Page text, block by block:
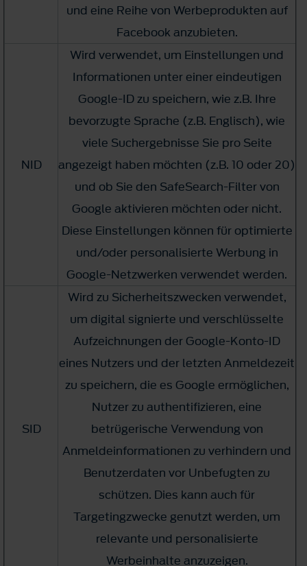
und eine Reihe von Werbeprodukten auf
Facebook anzubieten.
NID
Wird verwendet, um Einstellungen und
Informationen unter einer eindeutigen
Google-ID zu speichern, wie z.B. Ihre
bevorzugte Sprache (z.B. Englisch), wie
viele Suchergebnisse Sie pro Seite
angezeigt haben möchten (z.B. 10 oder 20)
und ob Sie den SafeSearch-Filter von
Google aktivieren möchten oder nicht.
Diese Einstellungen können für optimierte
und/oder personalisierte Werbung in
Google-Netzwerken verwendet werden.
SID
Wird zu Sicherheitszwecken verwendet,
um digital signierte und verschlüsselte
Aufzeichnungen der Google-Konto-ID
eines Nutzers und der letzten Anmeldezeit
zu speichern, die es Google ermöglichen,
Nutzer zu authentifizieren, eine
betrügerische Verwendung von
Anmeldeinformationen zu verhindern und
Benutzerdaten vor Unbefugten zu
schützen. Dies kann auch für
Targetingzwecke genutzt werden, um
relevante und personalisierte
Werbeinhalte anzuzeigen.